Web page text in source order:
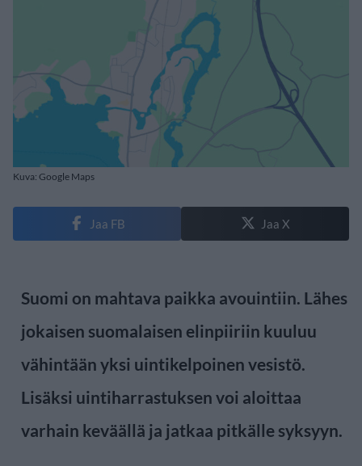
Kuva: Google Maps
Jaa FB Jaa X
Suomi on mahtava paikka avouintiin. Lähes
jokaisen suomalaisen elinpiiriin kuuluu
vähintään yksi uintikelpoinen vesistö.
Lisäksi uintiharrastuksen voi aloittaa
varhain keväällä ja jatkaa pitkälle syksyyn.